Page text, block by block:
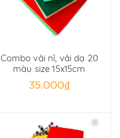
Combo vải nỉ, vải dạ 20
màu size 15x15cm
35.000₫